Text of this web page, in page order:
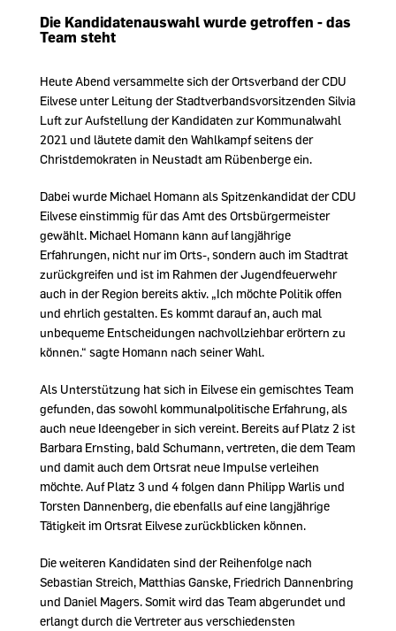
Die Kandidatenauswahl wurde getroffen - das
Team steht
Heute Abend versammelte sich der Ortsverband der CDU
Eilvese unter Leitung der Stadtverbandsvorsitzenden Silvia
Luft zur Aufstellung der Kandidaten zur Kommunalwahl
2021 und läutete damit den Wahlkampf seitens der
Christdemokraten in Neustadt am Rübenberge ein.
Dabei wurde Michael Homann als Spitzenkandidat der CDU
Eilvese einstimmig für das Amt des Ortsbürgermeister
gewählt. Michael Homann kann auf langjährige
Erfahrungen, nicht nur im Orts-, sondern auch im Stadtrat
zurückgreifen und ist im Rahmen der Jugendfeuerwehr
auch in der Region bereits aktiv. „Ich möchte Politik offen
und ehrlich gestalten. Es kommt darauf an, auch mal
unbequeme Entscheidungen nachvollziehbar erörtern zu
können.“ sagte Homann nach seiner Wahl.
Als Unterstützung hat sich in Eilvese ein gemischtes Team
gefunden, das sowohl kommunalpolitische Erfahrung, als
auch neue Ideengeber in sich vereint. Bereits auf Platz 2 ist
Barbara Ernsting, bald Schumann, vertreten, die dem Team
und damit auch dem Ortsrat neue Impulse verleihen
möchte. Auf Platz 3 und 4 folgen dann Philipp Warlis und
Torsten Dannenberg, die ebenfalls auf eine langjährige
Tätigkeit im Ortsrat Eilvese zurückblicken können.
Die weiteren Kandidaten sind der Reihenfolge nach
Sebastian Streich, Matthias Ganske, Friedrich Dannenbring
und Daniel Magers. Somit wird das Team abgerundet und
erlangt durch die Vertreter aus verschiedensten